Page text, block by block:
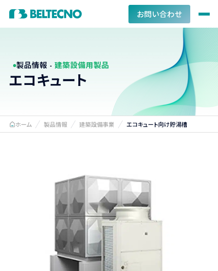
お問い合わせ
製品情報 - 建築設備用製品
エコキュート
ホーム 製品情報 建築設備事業 エコキュート向け貯湯槽